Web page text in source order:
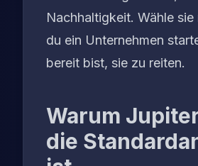
Nachhaltigkeit. Wähle sie
du ein Unternehmen
bereit bist, sie zu reiten.
Warum
die